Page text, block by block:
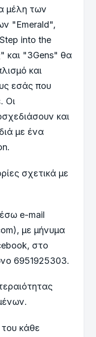
μέλη των
"Emerald",
into the
και "3Gens" θα
και
εσάς που
Οι
και
με ένα
σχετικά με
e-mail
με μήνυμα
στο
6951925303.
κάθε